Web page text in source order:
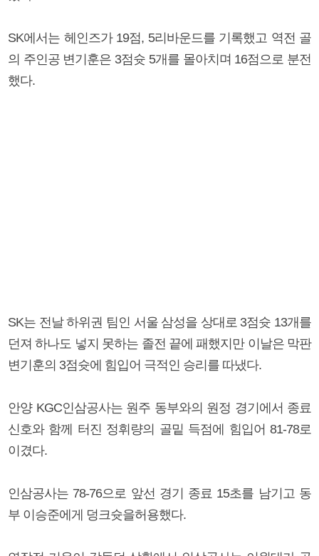
SK에서는 헤인즈가 19점, 5리바운드를 기록했고 역전 골
의 주인공 변기훈은 3점슛 5개를 몰아치며 16점으로 분전
했다.
SK는 전날 하위권 팀인 서울 삼성을 상대로 3점슛 13개를
던져 하나도 넣지 못하는 졸전 끝에 패했지만 이날은 막판
변기훈의 3점슛에 힘입어 극적인 승리를 따냈다.
안양 KGC인삼공사는 원주 동부와의 원정 경기에서 종료
신호와 함께 터진 정휘량의 골밑 득점에 힘입어 81-78로
이겼다.
인삼공사는 78-76으로 앞선 경기 종료 15초를 남기고 동
부 이승준에게 덩크슛을허용했다.